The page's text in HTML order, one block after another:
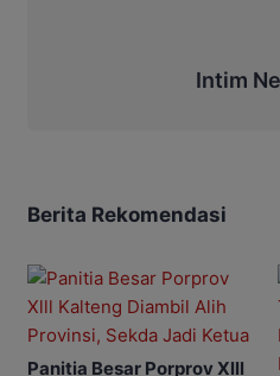
Intim
Berita Rekomendasi
Panitia Besar Porprov Xlll